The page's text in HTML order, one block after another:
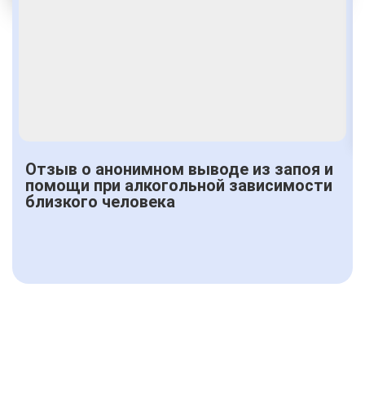
Отзыв о анонимном выводе из запоя и
помощи при алкогольной зависимости
близкого человека